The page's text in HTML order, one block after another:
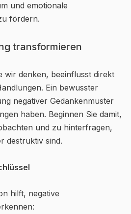
und emotionale
fördern.
transformieren
wir denken, beeinflusst direkt
Ein bewusster
negativer Gedankenmuster
haben. Beginnen Sie damit,
und zu hinterfragen,
destruktiv sind.
hilft, negative